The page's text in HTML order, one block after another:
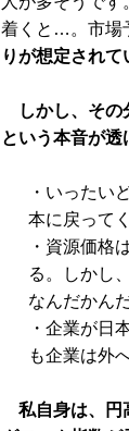
着くと…。市場
りが想定されて
しかし、そ
という本音が透
・いったい
本に戻って
・資源価格
る。しかし
なんだかん
・企業が日
も企業は外
私自身は、円